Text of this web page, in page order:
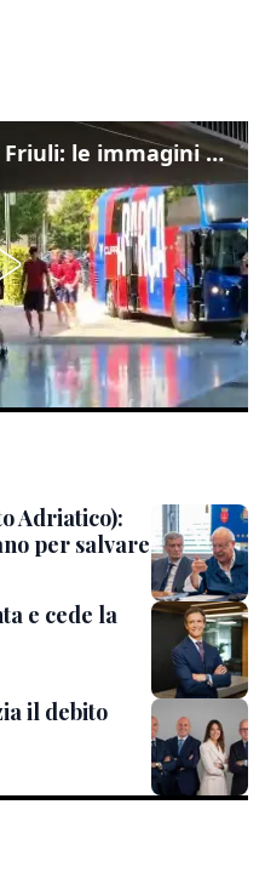
Il Barcellona sbarca in Friuli: le immagini dell'arrivo in albergo
Adriatico):
per salvare
e cede la
il debito